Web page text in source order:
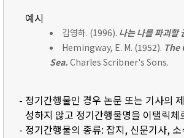
예시
김영하. (1996). 나는 나를 파괴할
Hemingway, E. M. (1952). The
Sea. Charles Scribner's Sons.
- 정기간행물인 경우 논문 또는 기사의
성하지 않고 정기간행물명을 이탤릭체
- 정기간행물의 종류: 잡지, 신문기사, 소